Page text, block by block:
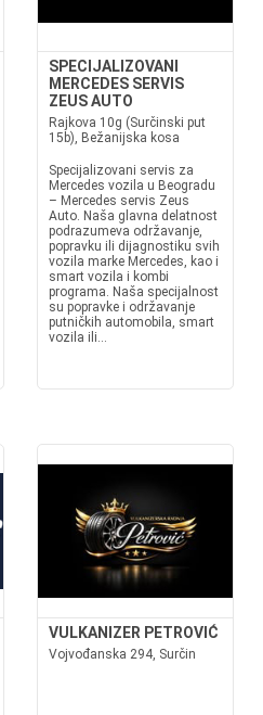
SPECIJALIZOVANI
MERCEDES SERVIS
ZEUS AUTO
Rajkova 10g (Surčinski put
15b), Bežanijska kosa
Specijalizovani servis za
Mercedes vozila u Beogradu
– Mercedes servis Zeus
Auto. Naša glavna delatnost
podrazumeva održavanje,
popravku ili dijagnostiku svih
vozila marke Mercedes, kao i
smart vozila i kombi
programa. Naša specijalnost
su popravke i održavanje
putničkih automobila, smart
vozila ili...
VULKANIZER PETROVIĆ
Vojvođanska 294, Surčin